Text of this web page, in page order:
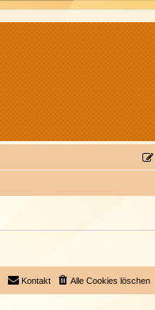
Alle Cookies löschen
Kontakt